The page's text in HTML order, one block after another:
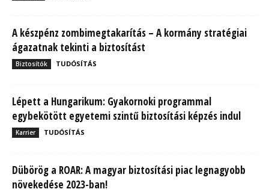
A készpénz zombimegtakarítás – A kormány stratégiai
ágazatnak tekinti a biztosítást
Biztosítók TUDÓSÍTÁS
Lépett a Hungarikum: Gyakornoki programmal
egybekötött egyetemi szintű biztosítási képzés indul
Karrier TUDÓSÍTÁS
Dübörög a ROAR: A magyar biztosítási piac legnagyobb
növekedése 2023-ban!